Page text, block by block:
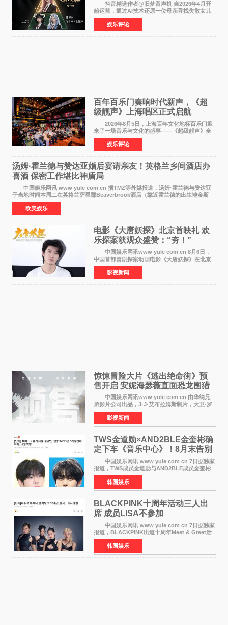
抖音精选作者@旧梦留声机 自2026年4月开
始运营，通过AI技术还原一位母亲寻找失散女儿
的故事，凭借强情感表达获得大量用户关注，发
布仅21小时便获得超1亿曝光、超1000万互动。
此后，账号持续沿
娱乐评论
百年百乐门奏响时代新声，《超
级靓声》上海唱区正式启航
2026年8月5日，上海百年文化地标百乐门迎
来了一场音乐与文化的盛事——《超级靓声》全
国励志音乐公益节目上海唱区新闻发布会暨启动
仪式在此隆重举行。各界领导、嘉宾与媒体朋友
齐聚一堂，共同
娱乐评论
汤姆·霍兰德与赞达亚婚后宴请亲友！英格兰乡间酒店办
喜酒 保密工作堪比神盾局
中国娱乐网讯 www yule com cn 据TMZ等外媒报道，汤姆·霍兰德与赞达亚
于当地时间本周二在英格兰萨里郡Beaverbrook酒店（靠近霍兰德的出生地金斯
顿）举办婚宴，邀请家人与朋友们喝喜酒，庆祝
欧美娱乐
电影《大唐妖探》北京首映礼 欢
乐探案获观众盛赞：“夯！”
中国娱乐网讯www yule com cn 8月6日，
中国首部喜剧探案动画电影《大唐妖探》在北京
举办电影首映礼。导演程腾、联合导演黄珉、总
制片人曹紫建、制片人李莹莹，配音导演张喆，
对白指导程寅，领
影视新闻
惊悚冒险大片《逃出绝命街》预
售开启 安妮海瑟薇直面恐龙围猎
中国娱乐网讯www yule com cn 由华纳兄
弟影片公司出品，J·J·艾布拉姆斯制片，大卫·罗
伯特·米切尔执导，好莱坞巨星安妮·海瑟薇和伊万
·麦克格雷格领衔主演的2026暑期惊悚冒险大片
《逃出绝
影视新闻
TWS金道勋×AND2BLE金奎彬确
定下车《音乐中心》！8月末告别
MC席位
中国娱乐网讯 www yule com cn 7日据独家
报道，TWS成员金道勋与AND2BLE成员金奎彬
将于8月离开《音乐中心》MC的位置。 金道
勋与金奎彬于去年3月与H2H A-NA一起被选为
《音乐中心》MC，约1
韩国娱乐
BLACKPINK十周年活动三人出
席 成员LISA不参加
中国娱乐网讯 www yule com cn 7日据独家
报道，BLACKPINK出道十周年Meet & Greet活
动将由智秀、ROS&Eacute;、JENNIE出席，
LISA将缺席。 此前BLACKPINK所属社YG并
未为组合出道十周年做
韩国娱乐